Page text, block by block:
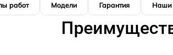
работ Модели Гарантия Наши